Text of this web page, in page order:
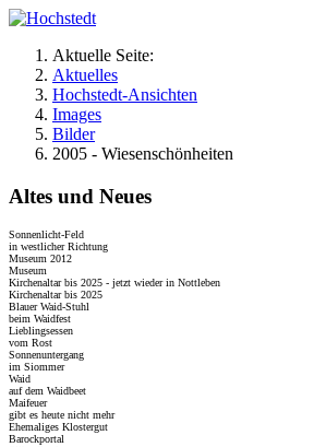
Aktuelle Seite:
Aktuelles
Hochstedt-Ansichten
Images
Bilder
2005 - Wiesenschönheiten
Altes und Neues
Sonnenlicht-Feld
in westlicher Richtung
Museum 2012
Museum
Kirchenaltar bis 2025 - jetzt wieder in Nottleben
Kirchenaltar bis 2025
Blauer Waid-Stuhl
beim Waidfest
Lieblingsessen
vom Rost
Sonnenuntergang
im Siommer
Waid
auf dem Waidbeet
Maifeuer
gibt es heute nicht mehr
Ehemaliges Klostergut
Barockportal